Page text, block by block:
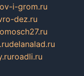
i-grom.ru
dez.ru
delanalad.ru
roadli.ru